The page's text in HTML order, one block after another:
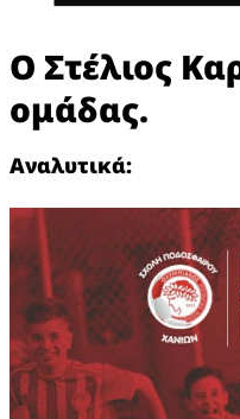
Ο Στέλιος
ομάδας.
Αναλυτικά: